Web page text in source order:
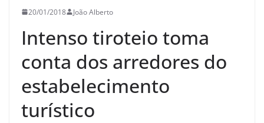
20/01/2018 João Alberto
Intenso tiroteio toma
conta dos arredores do
estabelecimento
turístico